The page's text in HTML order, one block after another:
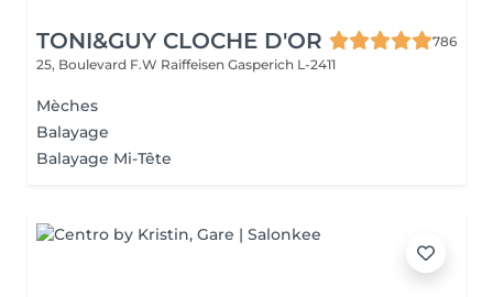
TONI&GUY CLOCHE D'OR
786
25, Boulevard F.W Raiffeisen Gasperich L-2411
Mèches
Balayage
Balayage Mi-Tête